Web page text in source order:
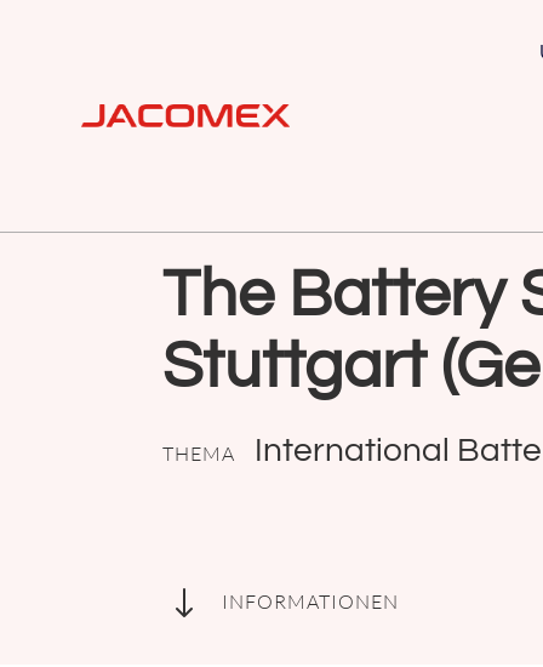
The Battery
Stuttgart
THEMA International
" INFORMATIONEN